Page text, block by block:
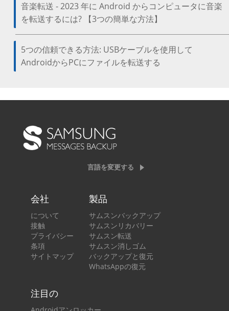
音楽転送 - 2023 年に Android からコンピュータに音楽
を転送するには? 【3つの簡単な方法】
5つの信頼できる方法: USBケーブルを使用して
AndroidからPCにファイルを転送する
言語を変更する
会社
について
接触
プライバシー
条項
サイトマップ
製品
サムスンバックアップ
サムスンリカバリー
サムスン転送
サムスン消しゴム
バックアップと復元
WhatsAppの復元
注目の